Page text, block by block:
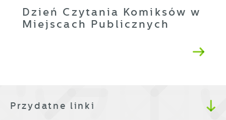
Dzień Czytania Komiksów w
Miejscach Publicznych
Przydatne linki